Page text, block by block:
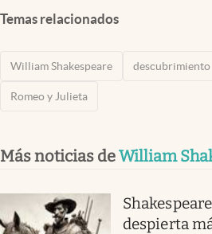
Temas relacionados
William Shakespeare descubrimiento
Romeo y Julieta
Más noticias deWilliam
despierta